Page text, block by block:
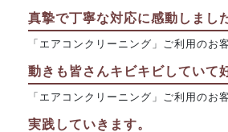
真摯で丁寧な対応に感動しまし
「エアコンクリーニング」ご利用のお
動きも皆さんキビキビしていて
「エアコンクリーニング」ご利用のお
実践していきます。